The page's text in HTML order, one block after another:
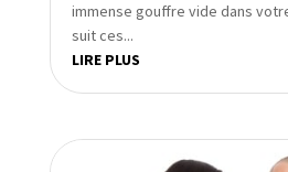
immense gouffre vide dans
suit ces...
LIRE PLUS